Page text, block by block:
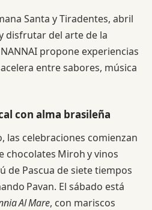
Santa y Tiradentes, abril
disfrutar del arte de la
propone experiencias
entre sabores, música
con alma brasileña
las celebraciones comienzan
chocolates Miroh y vinos
de Pascua de siete tiempos
Pavan. El sábado está
Al Mare, con mariscos